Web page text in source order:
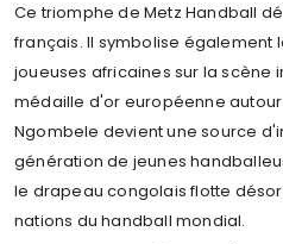
Ce triomphe de Metz Handball
français. Il symbolise également
joueuses africaines sur la scène
médaille d'or européenne
Ngombele devient une source
génération de jeunes
le drapeau congolais flotte
nations du handball mondial.